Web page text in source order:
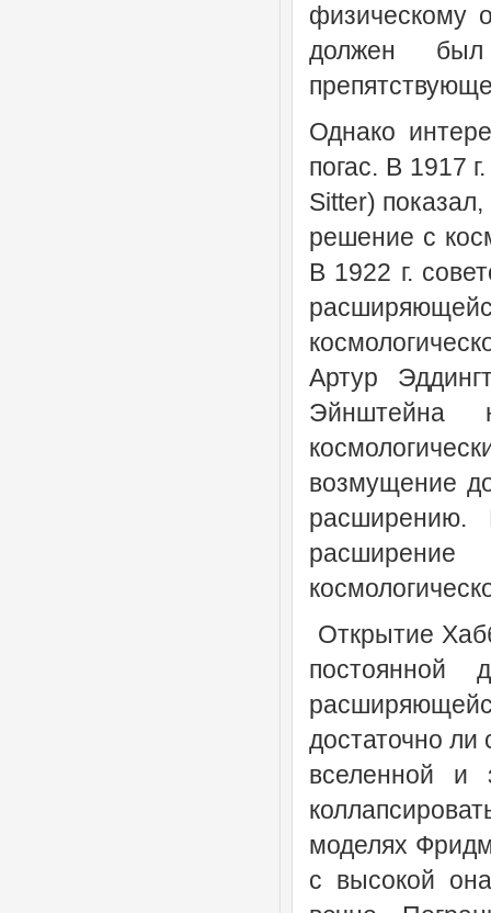
физическому
должен был
Однако
погас. В 1917
Sitter)
решение с
В 1922 г.
Артур
Эйнштейна
возмущение
расширению.
Открытие
постоянной
достаточно ли
вселенной и
моделях
с высокой